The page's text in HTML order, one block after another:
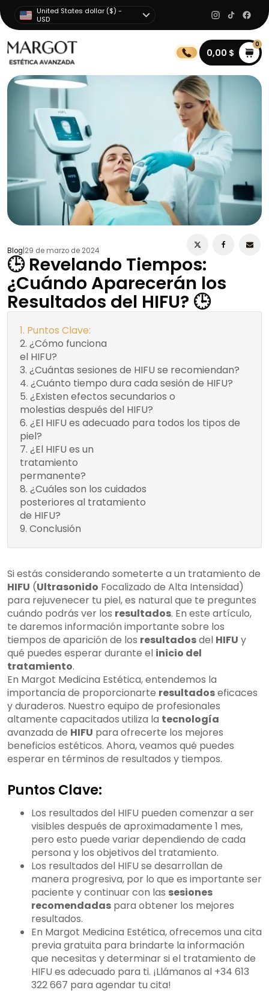
United States dollar ($) -
USD
0,00 $
0
Blog 29 de marzo de 2024
🕒 Revelando Tiempos:
¿Cuándo Aparecerán los
Resultados del HIFU? 🕒
Puntos Clave:
¿Cómo funciona
el HIFU?
¿Cuántas sesiones de HIFU se recomiendan?
¿Cuánto tiempo dura cada sesión de HIFU?
¿Existen efectos secundarios o
molestias después del HIFU?
¿El HIFU es adecuado para todos los tipos de
piel?
¿El HIFU es un
tratamiento
permanente?
¿Cuáles son los cuidados
posteriores al tratamiento
de HIFU?
Conclusión
Si estás considerando someterte a un tratamiento de
HIFU (Ultrasonido Focalizado de Alta Intensidad)
para rejuvenecer tu piel, es natural que te preguntes
cuándo podrás ver los resultados. En este artículo,
te daremos información importante sobre los
tiempos de aparición de los resultadosdel HIFU y
qué puedes esperar durante el inicio del
tratamiento.
En Margot Medicina Estética, entendemos la
importancia de proporcionarte resultadoseficaces
y duraderos. Nuestro equipo de profesionales
altamente capacitados utiliza la tecnología
avanzada de HIFU para ofrecerte los mejores
beneficios estéticos. Ahora, veamos qué puedes
esperar en términos de resultados y tiempos.
Puntos Clave:
Los resultados del HIFU pueden comenzar a ser
visibles después de aproximadamente 1 mes,
pero esto puede variar dependiendo de cada
persona y los objetivos del tratamiento.
Los resultados del HIFU se desarrollan de
manera progresiva, por lo que es importante ser
paciente y continuar con las sesiones
recomendadas para obtener los mejores
resultados.
En Margot Medicina Estética, ofrecemos una cita
previa gratuita para brindarte la información
que necesitas y determinar si el tratamiento de
HIFU es adecuado para ti. ¡Llámanos al +34 613
322 667 para agendar tu cita!